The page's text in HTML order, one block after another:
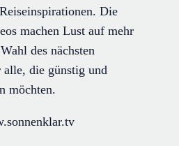
Die
machen Lust auf mehr
des nächsten
die günstig und
möchten.